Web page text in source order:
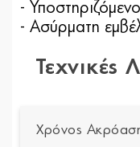
-
- Ασύρματη
Τεχνικές
Χρόνος